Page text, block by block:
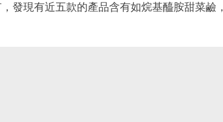
發現有近五款的產品含有如烷基醯胺甜菜鹼，